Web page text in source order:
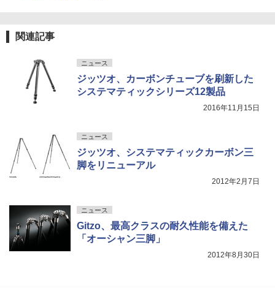
関連記事
ニュース
ジッツオ、カーボンチューブを刷新した
システマティックシリーズ12製品
2016年11月15日
ニュース
ジッツオ、システマティックカーボン三
脚をリニューアル
2012年2月7日
ニュース
Gitzo、最高クラスの耐久性能を備えた
「オーシャン三脚」
2012年8月30日